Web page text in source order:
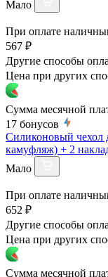
Мало
При оплате
567 ₽
Другие способы
Цена при других
Сумма месячной
17 бонусов
Силиконовый чехол
камуфляж) + 2
Мало
При оплате
652 ₽
Другие способы
Цена при других
Сумма месячной